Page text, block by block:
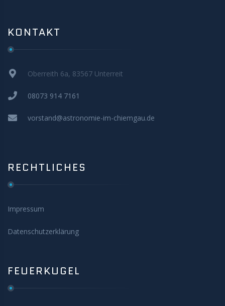
KONTAKT
Oberreith 6a, 83567 Unterreit
08073 914 7161
vorstand@astronomie-im-chiemgau.de
RECHTLICHES
Impressum
Datenschutzerklärung
FEUERKUGEL